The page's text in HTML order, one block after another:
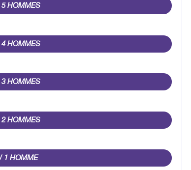
5 HOMMES
4 HOMMES
3 HOMMES
2 HOMMES
1 HOMME